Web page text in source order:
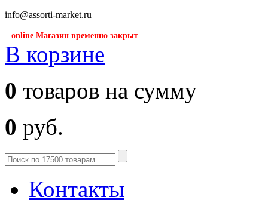
info@assorti-market.ru
online Магазин временно закрыт
В корзине
0 товаров на сумму
0 руб.
Контакты